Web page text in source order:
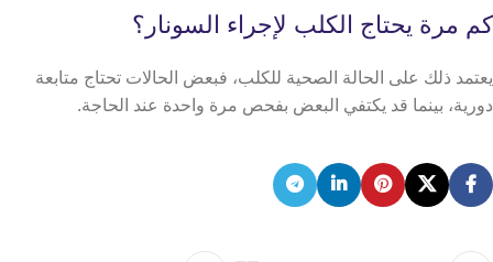
كم مرة يحتاج الكلب لإجراء السونار؟
يعتمد ذلك على الحالة الصحية للكلب، فبعض الحالات تحتاج متابعة
دورية، بينما قد يكتفي البعض بفحص مرة واحدة عند الحاجة.